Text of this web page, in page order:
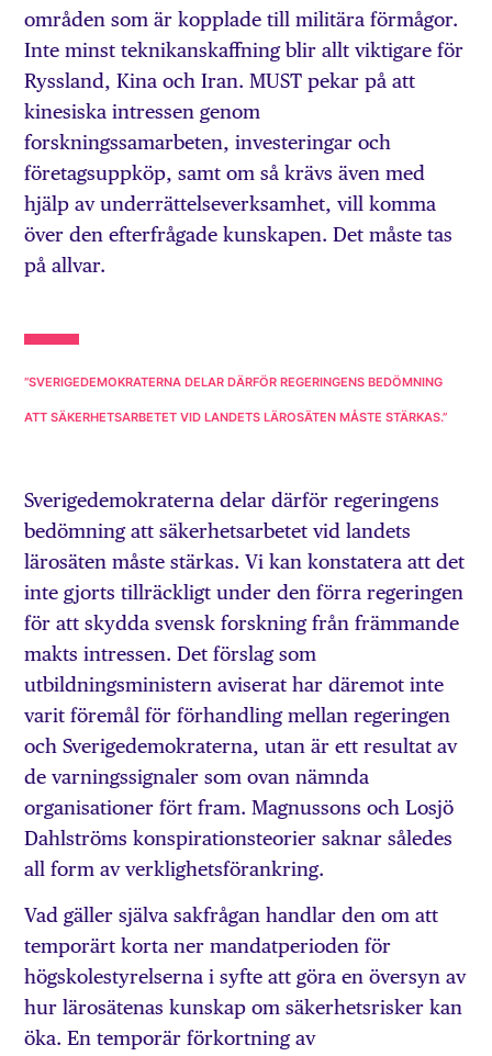
områden som är kopplade till militära förmågor.
Inte minst teknikanskaffning blir allt viktigare för
Ryssland, Kina och Iran. MUST pekar på att
kinesiska intressen genom
forskningssamarbeten, investeringar och
företagsuppköp, samt om så krävs även med
hjälp av underrättelseverksamhet, vill komma
över den efterfrågade kunskapen. Det måste tas
på allvar.
”SVERIGEDEMOKRATERNA DELAR DÄRFÖR REGERINGENS BEDÖMNING
ATT SÄKERHETSARBETET VID LANDETS LÄROSÄTEN MÅSTE STÄRKAS.”
Sverigedemokraterna delar därför regeringens
bedömning att säkerhetsarbetet vid landets
lärosäten måste stärkas. Vi kan konstatera att det
inte gjorts tillräckligt under den förra regeringen
för att skydda svensk forskning från främmande
makts intressen. Det förslag som
utbildningsministern aviserat har däremot inte
varit föremål för förhandling mellan regeringen
och Sverigedemokraterna, utan är ett resultat av
de varningssignaler som ovan nämnda
organisationer fört fram. Magnussons och Losjö
Dahlströms konspirationsteorier saknar således
all form av verklighetsförankring.
Vad gäller själva sakfrågan handlar den om att
temporärt korta ner mandatperioden för
högskolestyrelserna i syfte att göra en översyn av
hur lärosätenas kunskap om säkerhetsrisker kan
öka. En temporär förkortning av